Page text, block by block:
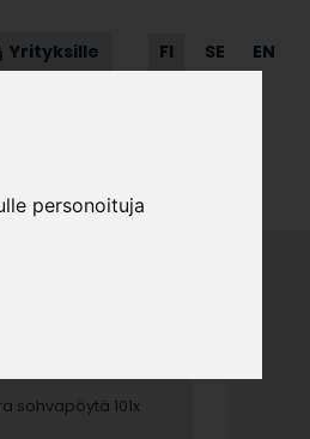
personoituja
Yrityksille FI SE EN
sohvapöytä 101x